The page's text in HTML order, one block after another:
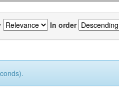
In order